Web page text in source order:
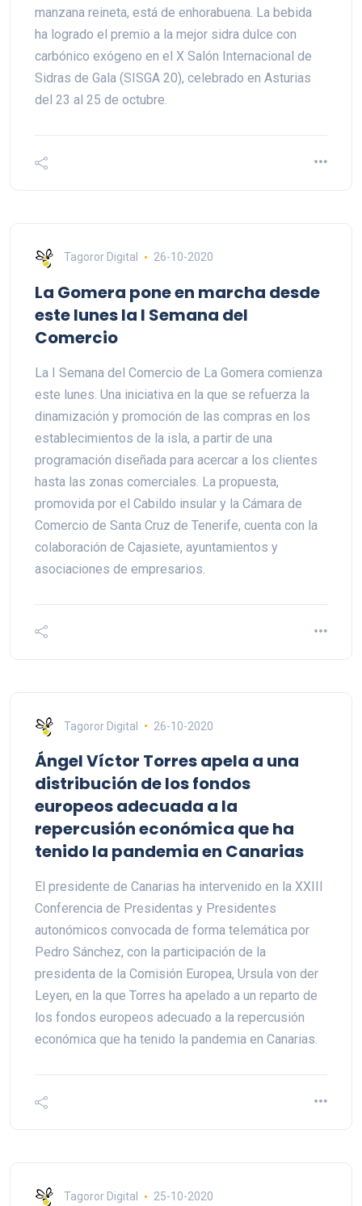
manzana reineta, está de enhorabuena. La bebida
ha logrado el premio a la mejor sidra dulce con
carbónico exógeno en el X Salón Internacional de
Sidras de Gala (SISGA 20), celebrado en Asturias
del 23 al 25 de octubre.
Tagoror Digital 26-10-2020
La Gomera pone en marcha desde
este lunes la I Semana del
Comercio
La I Semana del Comercio de La Gomera comienza
este lunes. Una iniciativa en la que se refuerza la
dinamización y promoción de las compras en los
establecimientos de la isla, a partir de una
programación diseñada para acercar a los clientes
hasta las zonas comerciales. La propuesta,
promovida por el Cabildo insular y la Cámara de
Comercio de Santa Cruz de Tenerife, cuenta con la
colaboración de Cajasiete, ayuntamientos y
asociaciones de empresarios.
Tagoror Digital 26-10-2020
Ángel Víctor Torres apela a una
distribución de los fondos
europeos adecuada a la
repercusión económica que ha
tenido la pandemia en Canarias
El presidente de Canarias ha intervenido en la XXIII
Conferencia de Presidentas y Presidentes
autonómicos convocada de forma telemática por
Pedro Sánchez, con la participación de la
presidenta de la Comisión Europea, Ursula von der
Leyen, en la que Torres ha apelado a un reparto de
los fondos europeos adecuado a la repercusión
económica que ha tenido la pandemia en Canarias.
Tagoror Digital 25-10-2020